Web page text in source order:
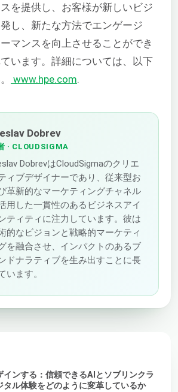
を提供し、お客様が新しいビジ
し、新たな方法でエンゲージ
マンスを向上させることができ
います。詳細については、以下
www.hpe.com
Dobrev
· CLOUDSIGMA
DobrevはCloudSigmaのクリエ
ィブデザイナーであり、従来型お
革新的なマーケティングチャネル
用した一貫性のあるビジネスアイ
ティティに注力しています。彼は
的なビジョンと戦略的マーケティ
を融合させ、インパクトのあるブ
ドナラティブを生み出すことに長
います。
インする：信頼できるAIとソブリンクラ
タル体験をどのように変革しているか